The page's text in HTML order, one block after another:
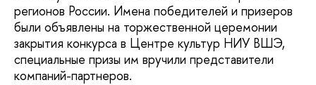
регионов России. Имена победителей и призеров
были объявлены на торжественной церемонии
закрытия конкурса в Центре культур НИУ ВШЭ,
специальные призы им вручили представители
компаний-партнеров.